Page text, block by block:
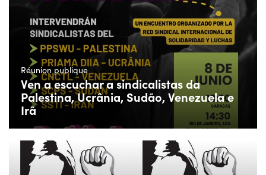
Réunion publique
Ven a escuchar a sindicalistas da
Palestina, Ucrânia, Sudão, Venezuela e
Irã